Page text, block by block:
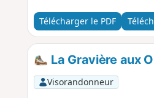
Télécharger le PDF
La Gravière aux
Visorandonneur